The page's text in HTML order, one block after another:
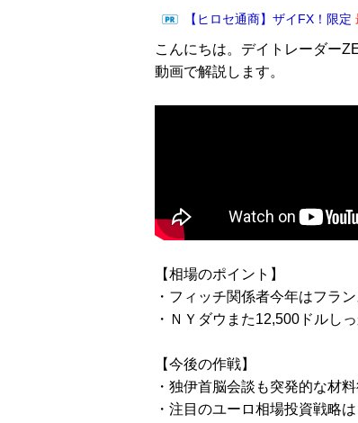
【ヒロセ通商】ザイFX！限定
こんにちは。デイトレーダー
動画で解説します。
【相場のポイント】
・フィッチ関係者今年はフラン
・ＮＹダウまた12,500ドルし
【今後の作戦】
・独伊首脳会談も突発的な材料
・注目のユーロ相場投資戦略は